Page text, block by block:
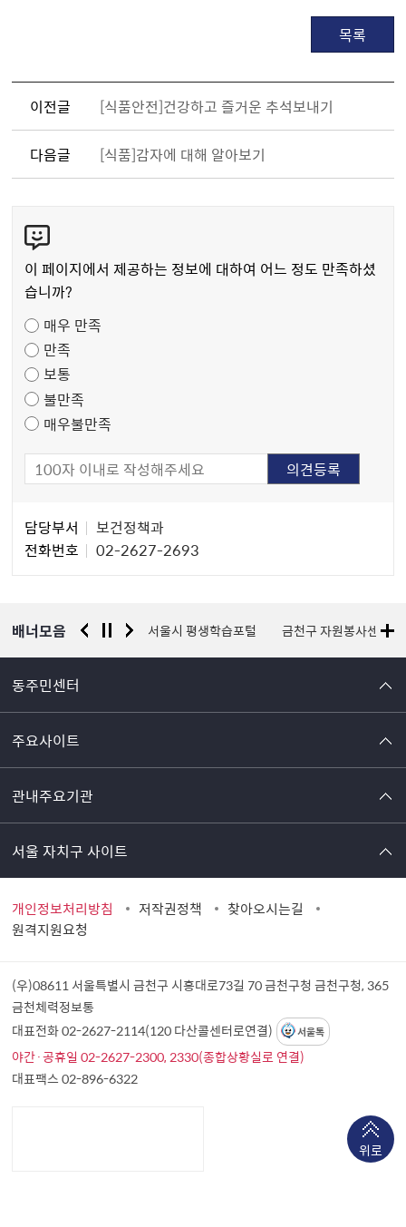
목록
이전글 [식품안전]건강하고 즐거운 추석보내기
다음글 [식품]감자에 대해 알아보기
텐
츠
만
도
조
사
이 페이지에서 제공하는 정보에 대하여 어느 정도 만족하셨
습니까?
매우 만족
만족
보통
불만족
매우불만족
자
담당부서
보건정책과
전화번호
02-2627-2693
배너모음
경찰청 유실물 통합포털 서울시 평생학습포털 금천구 자원봉사센터
동주민센터
주요사이트
관내주요기관
서울 자치구 사이트
개인정보처리방침 저작권정책
찾아오시는길
원격지원요청
위로
(우)08611 서울특별시 금천구 시흥대로73길 70 금천구청금천구청, 365
금천체력정보통
대표전화 02-2627-2114(120 다산콜센터로연결)
서울톡
야간·공휴일 02-2627-2300, 2330(종합상황실로 연결)
대표팩스 02-896-6322